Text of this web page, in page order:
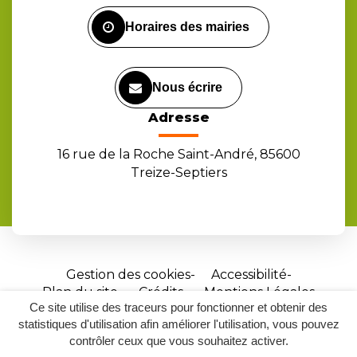
Ce site utilise des traceurs pour fonctionner et obtenir des
statistiques d'utilisation afin améliorer l'utilisation, vous pouvez
contrôler ceux que vous souhaitez activer.
Horaires des mairies
Nous écrire
Adresse
16 rue de la Roche Saint-André, 85600
Treize-Septiers
Gestion des cookies
Accessibilité
Plan du site
Crédits
Mentions Légales
Site
réalisé